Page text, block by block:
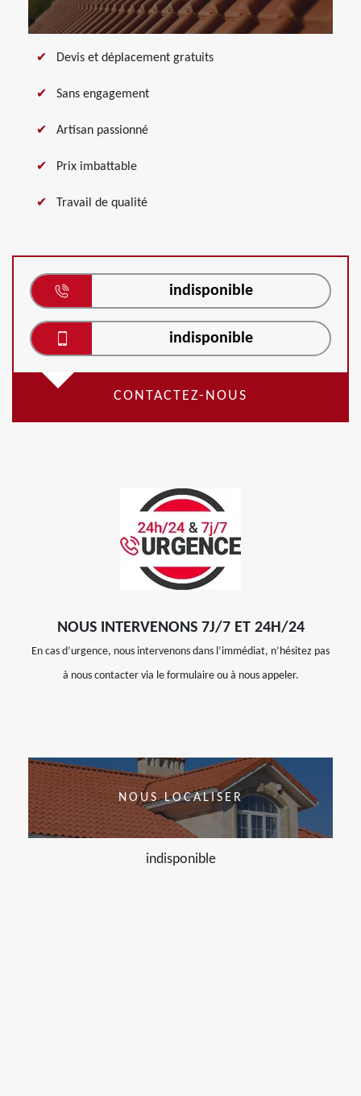
Devis et déplacement gratuits
Sans engagement
Artisan passionné
Prix imbattable
Travail de qualité
indisponible
indisponible
CONTACTEZ-NOUS
NOUS INTERVENONS 7J/7 ET 24H/24
En cas d’urgence, nous intervenons dans l’immédiat, n’hésitez pas
à nous contacter via le formulaire ou à nous appeler.
NOUS LOCALISER
indisponible